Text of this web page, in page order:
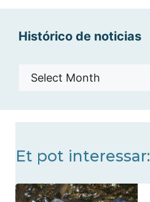
Histórico de noticias
Histórico
Et pot interessar: